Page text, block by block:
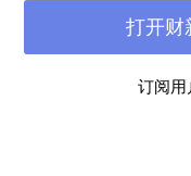
另外，碳排放权、
以及进行相应的登
《碳排放权交易管
文件为支撑的碳资
订阅用
打开财